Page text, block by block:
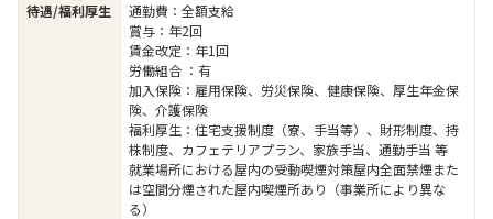
待遇/福利厚生
通勤費：全額支給
賞与：年2回
賃金改定：年1回
労働組合 ：有
加入保険：雇用保険、労災保険、健康保険、厚生年金保
険、介護保険
福利厚生：住宅支援制度（寮、手当等）、財形制度、持
株制度、カフェテリアプラン、家族手当、通勤手当 等
就業場所における屋内の受動喫煙対策屋内全面禁煙また
は空間分煙された屋内喫煙所あり（事業所により異な
る）